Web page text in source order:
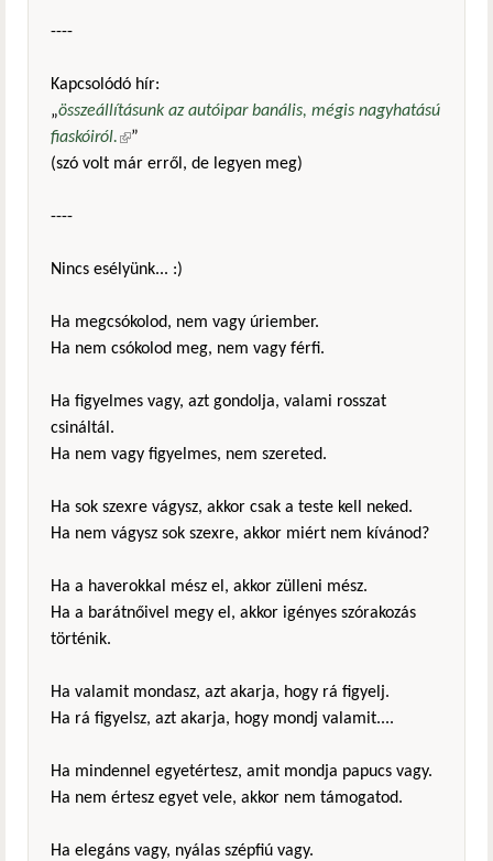
----
Kapcsolódó hír:
„összeállításunk az autóipar banális, mégis nagyhatású
fiaskóiról.(külső hivatkozás)
”
(szó volt már erről, de legyen meg)
----
Nincs esélyünk... :)
Ha megcsókolod, nem vagy úriember.
Ha nem csókolod meg, nem vagy férfi.
Ha figyelmes vagy, azt gondolja, valami rosszat
csináltál.
Ha nem vagy figyelmes, nem szereted.
Ha sok szexre vágysz, akkor csak a teste kell neked.
Ha nem vágysz sok szexre, akkor miért nem kívánod?
Ha a haverokkal mész el, akkor zülleni mész.
Ha a barátnőivel megy el, akkor igényes szórakozás
történik.
Ha valamit mondasz, azt akarja, hogy rá figyelj.
Ha rá figyelsz, azt akarja, hogy mondj valamit....
Ha mindennel egyetértesz, amit mondja papucs vagy.
Ha nem értesz egyet vele, akkor nem támogatod.
Ha elegáns vagy, nyálas szépfiú vagy.